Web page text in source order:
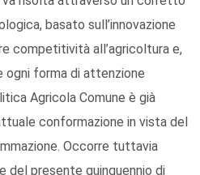
basato sull’innovazione
competitività all’agricoltura e,
forma di attenzione
Agricola Comune è già
conformazione in vista del
Occorre tuttavia
del presente quinquennio di